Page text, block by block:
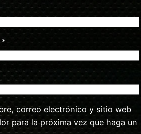
*
correo electrónico y sitio web
para la próxima vez que haga un